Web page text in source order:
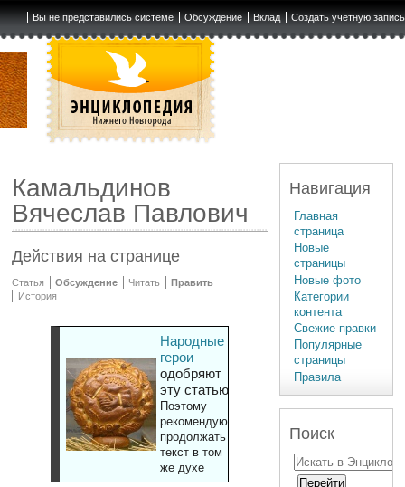
Вы не представились системе Обсуждение Вклад Создать учётную запись
Камальдинов
Вячеслав Павлович
Действия на странице
Статья Обсуждение Читать
Править
История
Народные
герои
одобряют
эту статью
Поэтому
рекомендуют
продолжать
текст в том
же духе
Навигация
Главная
страница
Новые
страницы
Новые фото
Категории
контента
Свежие правки
Популярные
страницы
Правила
Поиск